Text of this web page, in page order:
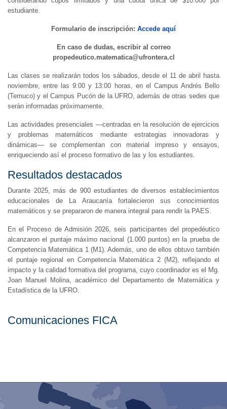
estudiante.
Formulario de inscripción: Accede aquí
En caso de dudas, escribir al correo
propedeutico.matematica@ufrontera.cl
Las clases se realizarán todos los sábados, desde el 11 de abril hasta
noviembre, entre las 9:00 y 13:00 horas, en el Campus Andrés Bello
(Temuco) y el Campus Pucón de la UFRO, además de otras sedes que
serán informadas próximamente.
Las actividades presenciales —centradas en la resolución de ejercicios
y problemas matemáticos mediante estrategias innovadoras y
dinámicas— se complementan con material impreso y ensayos,
enriqueciendo así el proceso formativo de las y los estudiantes.
Resultados destacados
Durante 2025, más de 900 estudiantes de diversos establecimientos
educacionales de La Araucanía fortalecieron sus conocimientos
matemáticos y se prepararon de manera integral para rendir la PAES.
En el Proceso de Admisión 2026, seis participantes del propedéutico
alcanzaron el puntaje máximo nacional (1.000 puntos) en la prueba de
Competencia Matemática 1 (M1). Además, uno de ellos obtuvo también
el puntaje regional en Competencia Matemática 2 (M2), reflejando el
impacto y la calidad formativa del programa, cuyo coordinador es el Mg.
Joan Manuel Molina, académico del Departamento de Matemática y
Estadística de la UFRO.
Comunicaciones FICA